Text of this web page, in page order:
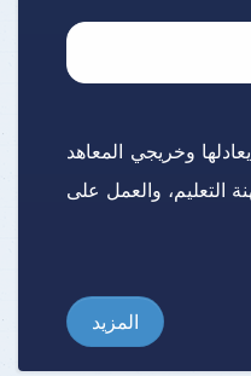
وخريجي المعاهد
التعليم، والعمل على
المزيد